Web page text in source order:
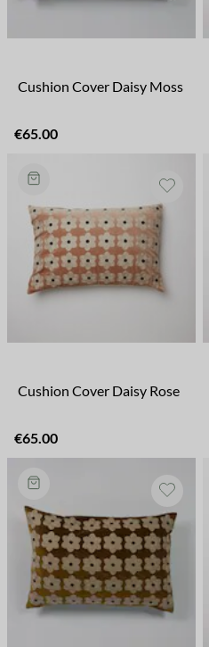
Cushion Cover Daisy Moss
€65.00
Cushion Cover Daisy Rose
€65.00